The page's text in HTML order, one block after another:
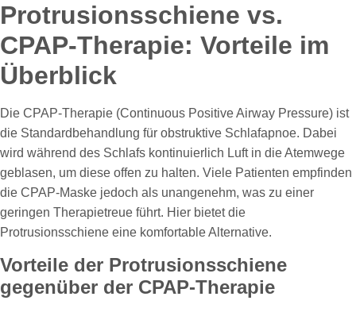
Protrusionsschiene vs.
CPAP-Therapie: Vorteile im
Überblick
Die CPAP-Therapie (Continuous Positive Airway Pressure) ist
die Standardbehandlung für obstruktive Schlafapnoe. Dabei
wird während des Schlafs kontinuierlich Luft in die Atemwege
geblasen, um diese offen zu halten. Viele Patienten empfinden
die CPAP-Maske jedoch als unangenehm, was zu einer
geringen Therapietreue führt. Hier bietet die
Protrusionsschiene eine komfortable Alternative.
Vorteile der Protrusionsschiene
gegenüber der CPAP-Therapie